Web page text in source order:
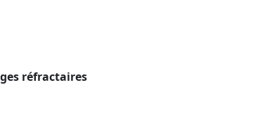
réfractaires